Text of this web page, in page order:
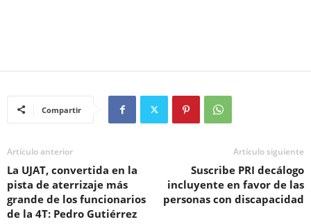
Compartir
Artículo anterior
La UJAT, convertida en la
pista de aterrizaje más
grande de los funcionarios
de la 4T: Pedro Gutiérrez
Artículo siguiente
Suscribe PRI decálogo
incluyente en favor de las
personas con discapacidad